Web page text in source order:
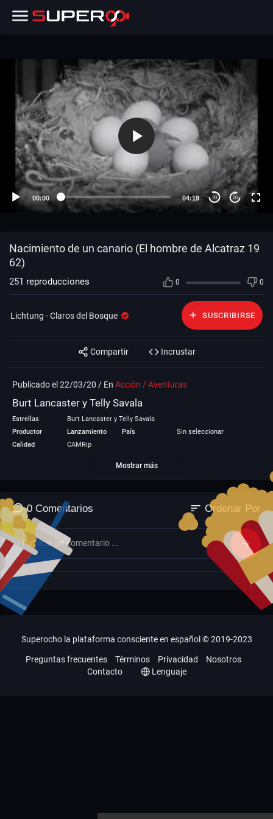
00:00 04:19 20 20
Nacimiento de un canario (El hombre de Alcatraz 19
62)
0 0
251 reproducciones
Lichtung - Claros del Bosque SUSCRIBIRSE
Compartir Incrustar
Publicado el 22/03/20 / En Acción / Aventuras
Burt Lancaster y Telly Savala
Estrellas
Burt Lancaster y Telly Savala
Productor
Lanzamiento País
Sin seleccionar
Calidad
CAMRip
Mostrar más
0 Comentarios sort Ordenar Por
Superocho la plataforma consciente en español © 2019-2023
Preguntas frecuentes Términos Privacidad
Nosotros
Contacto
Lenguaje